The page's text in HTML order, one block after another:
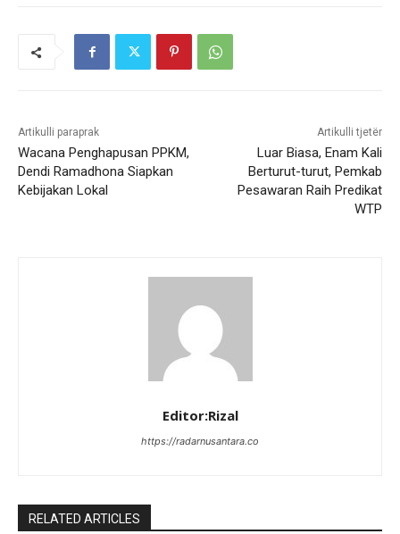
Artikulli paraprak
Wacana Penghapusan PPKM,
Dendi Ramadhona Siapkan
Kebijakan Lokal
Artikulli tjetër
Luar Biasa, Enam Kali
Berturut-turut, Pemkab
Pesawaran Raih Predikat
WTP
Editor:Rizal
https://radarnusantara.co
RELATED ARTICLES